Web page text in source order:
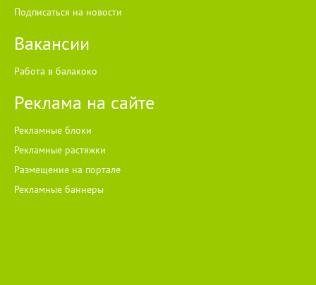
Подписаться на новости
Вакансии
Работа в балакоко
Реклама на сайте
Рекламные блоки
Рекламные растяжки
Размещение на портале
Рекламные баннеры